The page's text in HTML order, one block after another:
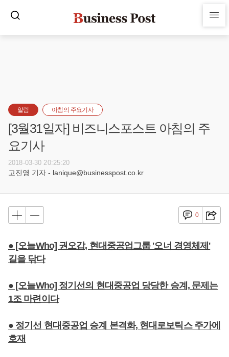
알림 아침의 주요기사
[3월31일자] 비즈니스포스트 아침의 주
요기사
2018-03-30 20:25:20
고진영 기자 - lanique@businesspost.co.kr
0
● [오늘Who] 권오갑, 현대중공업그룹 '오너 경영체제'
길을 닦다
● [오늘Who] 정기선의 현대중공업 당당한 승계, 문제는
1조 마련이다
● 정기선 현대중공업 승계 본격화, 현대로보틱스 주가에
호재